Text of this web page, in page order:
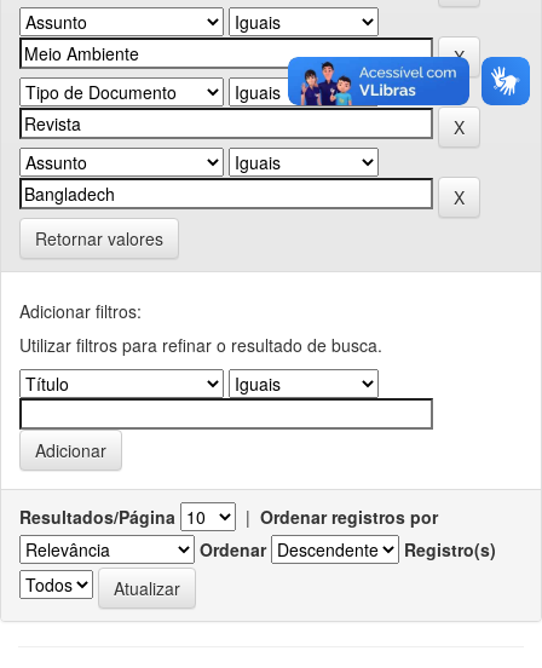
Retornar valores
Adicionar filtros:
Utilizar filtros para refinar o resultado de busca.
Resultados/Página | Ordenar registros por
Ordenar
Registro(s)